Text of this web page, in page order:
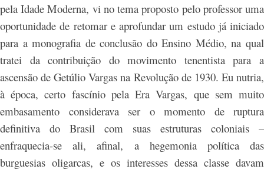
pela Idade Moderna, vi no tema proposto pelo professor uma
oportunidade de retomar e aprofundar um estudo já iniciado
para a monografia de conclusão do Ensino Médio, na qual
tratei da contribuição do movimento tenentista para a
ascensão de Getúlio Vargas na Revolução de 1930. Eu nutria,
à época, certo fascínio pela Era Vargas, que sem muito
embasamento considerava ser o momento de ruptura
definitiva do Brasil com suas estruturas coloniais –
enfraquecia-se ali, afinal, a hegemonia política das
burguesias oligarcas, e os interesses dessa classe davam